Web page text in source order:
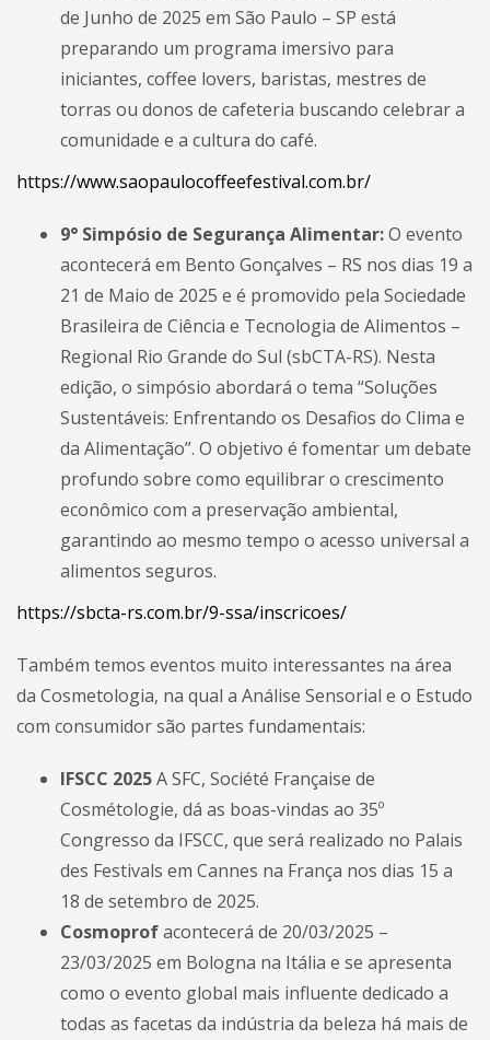
de Junho de 2025 em São Paulo – SP está
preparando um programa imersivo para
iniciantes, coffee lovers, baristas, mestres de
torras ou donos de cafeteria buscando celebrar a
comunidade e a cultura do café.
https://www.saopaulocoffeefestival.com.br/
9° Simpósio de Segurança Alimentar:O evento
acontecerá em Bento Gonçalves – RS nos dias 19 a
21 de Maio de 2025 e é promovido pela Sociedade
Brasileira de Ciência e Tecnologia de Alimentos –
Regional Rio Grande do Sul (sbCTA-RS). Nesta
edição, o simpósio abordará o tema “Soluções
Sustentáveis: Enfrentando os Desafios do Clima e
da Alimentação”. O objetivo é fomentar um debate
profundo sobre como equilibrar o crescimento
econômico com a preservação ambiental,
garantindo ao mesmo tempo o acesso universal a
alimentos seguros.
https://sbcta-rs.com.br/9-ssa/inscricoes/
Também temos eventos muito interessantes na área
da Cosmetologia, na qual a Análise Sensorial e o Estudo
com consumidor são partes fundamentais:
IFSCC 2025A SFC, Société Française de
Cosmétologie, dá as boas-vindas ao 35º
Congresso da IFSCC, que será realizado no Palais
des Festivals em Cannes na França nos dias 15 a
18 de setembro de 2025.
Cosmoprofacontecerá de 20/03/2025 –
23/03/2025 em Bologna na Itália e se apresenta
como o evento global mais influente dedicado a
todas as facetas da indústria da beleza há mais de